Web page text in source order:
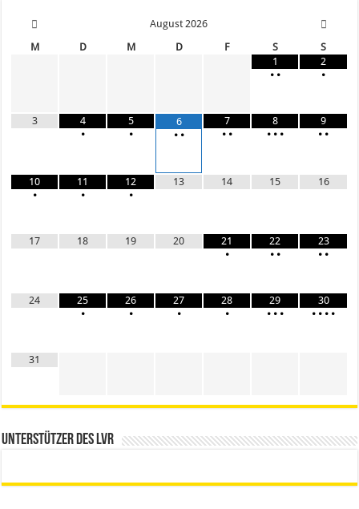
August 2026
M
D M D F S
S
1
• •
2
•
3
4
•
5
•
6
• •
7
• •
8
• • •
9
• •
10
•
11
•
12
•
13 14 15 16
17 18 19 20
21
•
22
• •
23
• •
24
25
•
26
•
27
•
28
•
29
• • •
30
• • • •
31
Unterstützer des LVR